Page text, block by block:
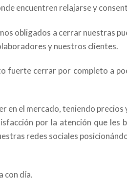
encuentren relajarse y
obligados a cerrar nuestras
y nuestros clientes.
fuerte cerrar por completo a
en el mercado, teniendo precios
por la atención que les
redes sociales
con día.